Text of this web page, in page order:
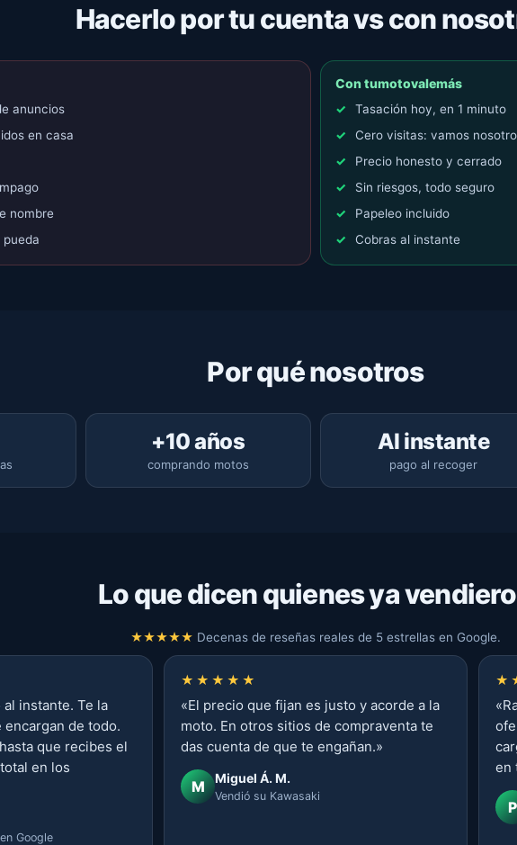
Hacerlo por tu cuenta vs con
anuncios
en casa
nombre
Con tumotovalemás
Tasación hoy, en 1 minuto
Cero visitas: vamos
Precio honesto y cerrado
Sin riesgos, todo seguro
Papeleo incluido
Cobras al instante
Por qué nosotros
+10 años
comprando motos
Al instante
pago al recoger
Lo que dicen quienes ya
★★★★★ Decenas de reseñas reales de 5 estrellas en Google.
instante. Te la
encargan de todo.
que recibes el
en los
Google
★★★★★
«El precio que fijan es justo y acorde a la
moto. En otros sitios de compraventa te
das cuenta de que te engañan.»
M Miguel Á. M.
Vendió su Kawasaki
«
en
P